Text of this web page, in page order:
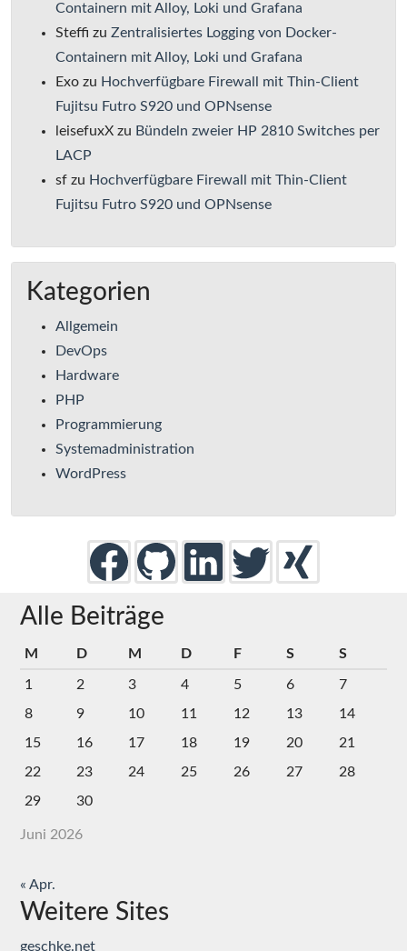
Containern mit Alloy, Loki und Grafana
Steffi zu Zentralisiertes Logging von Docker-
Containern mit Alloy, Loki und Grafana
Exo zu Hochverfügbare Firewall mit Thin-Client
Fujitsu Futro S920 und OPNsense
leisefuxX zu Bündeln zweier HP 2810 Switches per
LACP
sf zu Hochverfügbare Firewall mit Thin-Client
Fujitsu Futro S920 und OPNsense
Kategorien
Allgemein
DevOps
Hardware
PHP
Programmierung
Systemadministration
WordPress
Alle Beiträge
Juni 2026
M D M D F S S
1 2 3 4 5 6
7
8
9 10 11 12 13
14
15
16 17 18 19 20
21
22
23 24 25 26 27
28
29
30
« Apr.
Weitere Sites
geschke.net